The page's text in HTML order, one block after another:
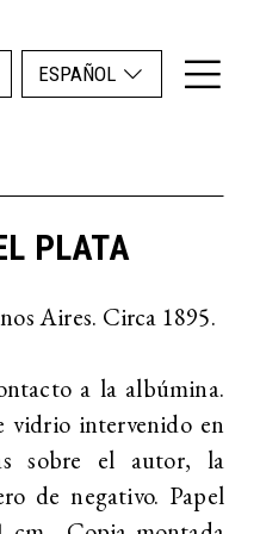
ESPAÑOL
PLATA
Aires. Circa 1895.
a la albúmina.
vidrio intervenido en
sobre el autor, la
de negativo. Papel